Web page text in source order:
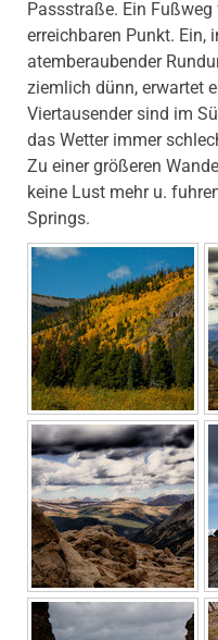
Passstraße. Ein
erreichbaren Punkt. Ein,
atemberaubender
ziemlich dünn, erwartet
Viertausender sind im
das Wetter immer
Zu einer größeren
keine Lust mehr u.
Springs.